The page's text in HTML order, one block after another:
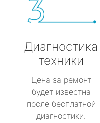
Диагностика
техники
Цена за ремонт
будет известна
после бесплатной
диагностики.